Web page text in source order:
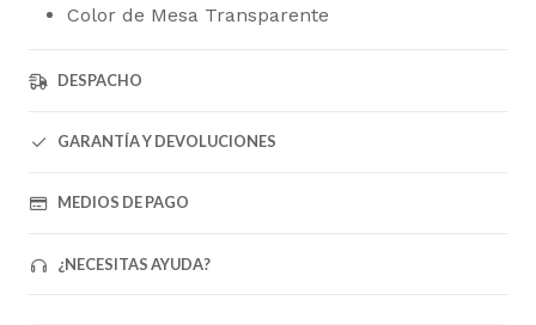
Color de Mesa Transparente
DESPACHO
GARANTÍA Y DEVOLUCIONES
MEDIOS DE PAGO
¿NECESITAS AYUDA?